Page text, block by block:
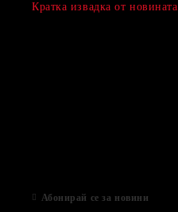
Кратка извадка от новината
Абонирай се за новини